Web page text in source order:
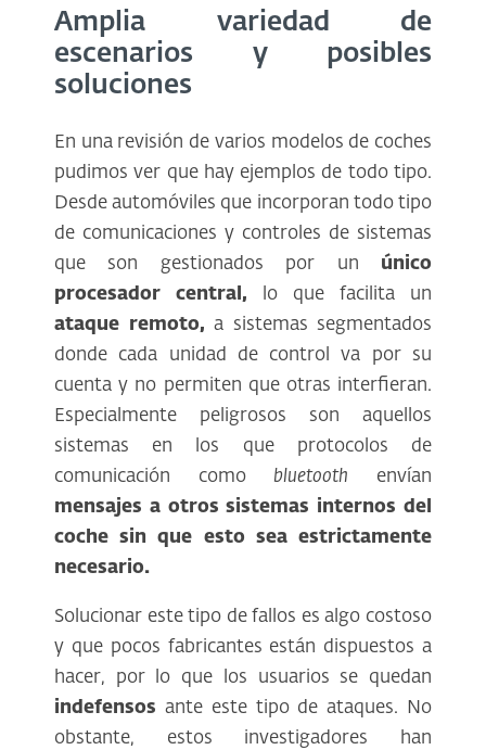
Amplia variedad de
escenarios y posibles
soluciones
En una revisión de varios modelos de coches
pudimos ver que hay ejemplos de todo tipo.
Desde automóviles que incorporan todo tipo
de comunicaciones y controles de sistemas
que son gestionados por un único
procesador central, lo que facilita un
ataque remoto, a sistemas segmentados
donde cada unidad de control va por su
cuenta y no permiten que otras interfieran.
Especialmente peligrosos son aquellos
sistemas en los que protocolos de
comunicación como bluetooth envían
mensajes a otros sistemas internos del
coche sin que esto sea estrictamente
necesario.
Solucionar este tipo de fallos es algo costoso
y que pocos fabricantes están dispuestos a
hacer, por lo que los usuarios se quedan
indefensos ante este tipo de ataques. No
obstante, estos investigadores han